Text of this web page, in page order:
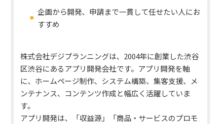
企画から開発、申請まで一貫して任せたい人にお
すすめ
株式会社デジプランニングは、2004年に創業した渋谷
区渋谷にあるアプリ開発会社です。アプリ開発を軸
に、ホームページ制作、システム構築、集客支援、メ
ンテナンス、コンテンツ作成と幅広く活躍していま
す。
アプリ開発は、「収益源」「商品・サービスのプロモ